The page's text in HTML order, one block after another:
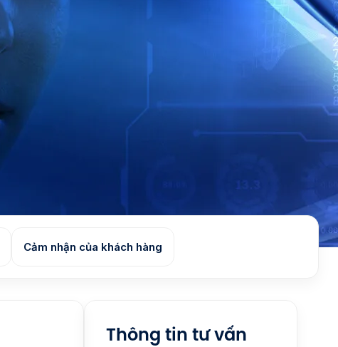
Cảm nhận của khách hàng
Thông tin tư vấn